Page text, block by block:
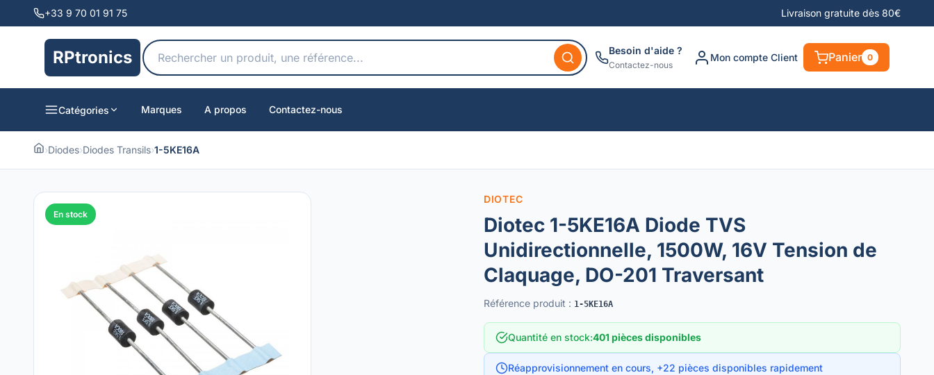
+33 9 70 01 91 75 Livraison gratuite dès 80€
RPtronics Besoin d'aide ?
Contactez-nous
Mon compte Client Panier 0
Catégories Marques A propos Contactez-nous
›Diodes›Diodes Transils›1-5KE16A
En stock
DIOTEC
Diotec 1-5KE16A Diode TVS
Unidirectionnelle, 1500W, 16V Tension de
Claquage, DO-201 Traversant
Référence produit : 1-5KE16A
Quantité en stock:401 pièces disponibles
Réapprovisionnement en cours, +22 pièces disponibles rapidement